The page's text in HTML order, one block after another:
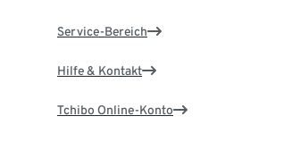
Service-Bereich
Hilfe & Kontakt
Tchibo Online-Konto